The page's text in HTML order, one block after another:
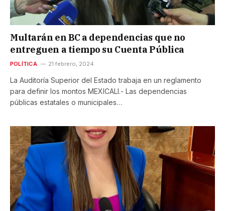
Multarán en BC a dependencias que no
entreguen a tiempo su Cuenta Pública
POLÍTICA 21 febrero, 2024
La Auditoría Superior del Estado trabaja en un reglamento
para definir los montos MEXICALI.- Las dependencias
públicas estatales o municipales…